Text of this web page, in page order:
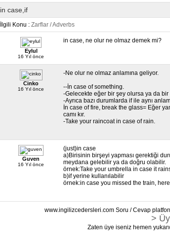
in case,if
İlgili Konu : Zarflar / Adverbs
Eylul
16 Yıl önce
in case, ne olur ne olmaz demek mi?
Cinko
16 Yıl önce
-Ne olur ne olmaz anlamına geliyor.
--İn case of something.
-Gelecekte eğer bir şey olursa ya da bir
-Ayrıca bazı durumlarda if ile aynı
İn case of fire, break the glass= Eğer
camı kır.
-Take your raincoat in case of rain.
Guven
16 Yıl önce
(just)in case
a)Birisinin birşeyi yapması gerektiği
meydana gelebilir ya da doğru olabilir.
örnek:Take your umbrella in case it
b)if yerine kullanılabilir
örnek:in case you missed the train,
www.ingilizcedersleri.com Soru / Cevap
>
Zaten üye iseniz hemen